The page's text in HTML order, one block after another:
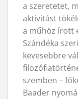
a szeretetet,
aktivitást
a műhöz írott
Szándéka
kevesebbre
szemben –
Baader